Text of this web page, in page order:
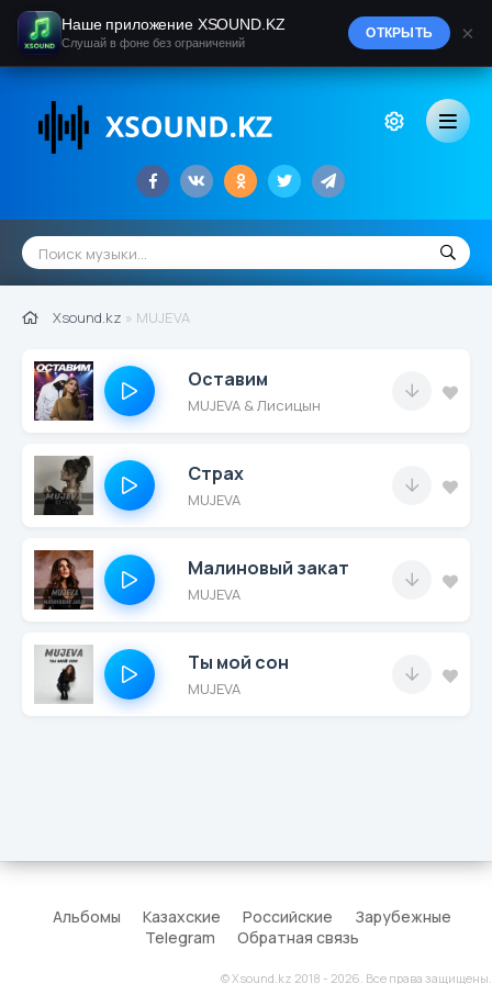
Xsound.kz » MUJEVA
Оставим
MUJEVA & Лисицын
Страх
MUJEVA
Малиновый закат
MUJEVA
Ты мой сон
MUJEVA
Альбомы Казахские Российские
Зарубежные
Telegram
Обратная связь
© Xsound.kz 2018 - 2026. Все права защищены.
Наше приложение XSOUND.KZ
Слушай в фоне без ограничений
ОТКРЫТЬ ×